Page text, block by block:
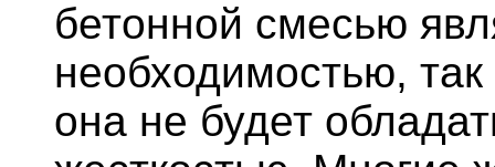
бетонной смесью
необходимостью, так
она не будет